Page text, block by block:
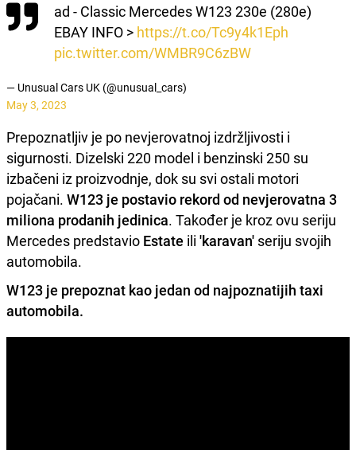
ad - Classic Mercedes W123 230e (280e)
EBAY INFO > https://t.co/Tc9y4k1Eph
pic.twitter.com/WMBR9C6zBW
— Unusual Cars UK (@unusual_cars)
May 3, 2023
Prepoznatljiv je po nevjerovatnoj izdržljivosti i
sigurnosti. Dizelski 220 model i benzinski 250 su
izbačeni iz proizvodnje, dok su svi ostali motori
pojačani. W123 je postavio rekord od nevjerovatna 3
miliona prodanih jedinica. Također je kroz ovu seriju
Mercedes predstavio Estate ili 'karavan' seriju svojih
automobila.
W123 je prepoznat kao jedan od najpoznatijih taxi
automobila.